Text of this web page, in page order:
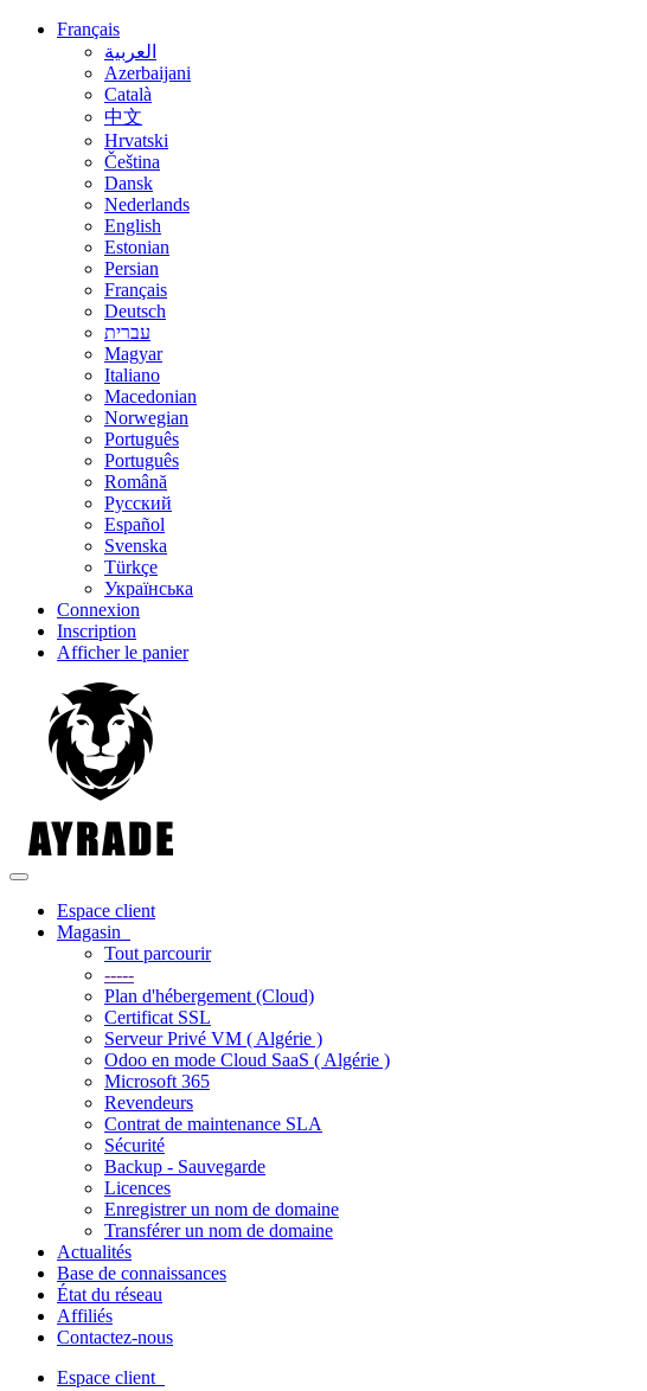
Français
العربية
Azerbaijani
Català
中文
Hrvatski
Čeština
Dansk
Nederlands
English
Estonian
Persian
Français
Deutsch
עברית
Magyar
Italiano
Macedonian
Norwegian
Português
Português
Română
Русский
Español
Svenska
Türkçe
Українська
Connexion
Inscription
Afficher le panier
Basculer la navigation
Espace client
Magasin
Tout parcourir
-----
Plan d'hébergement (Cloud)
Certificat SSL
Serveur Privé VM ( Algérie )
Odoo en mode Cloud SaaS ( Algérie )
Microsoft 365
Revendeurs
Contrat de maintenance SLA
Sécurité
Backup - Sauvegarde
Licences
Enregistrer un nom de domaine
Transférer un nom de domaine
Actualités
Base de connaissances
État du réseau
Affiliés
Contactez-nous
Espace client